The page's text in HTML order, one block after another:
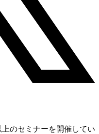
のセミナーを開催してい